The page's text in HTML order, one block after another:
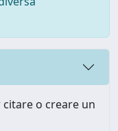
o creare un